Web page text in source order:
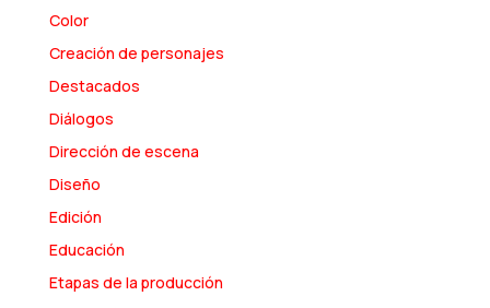
Color
Creación de personajes
Destacados
Diálogos
Dirección de escena
Diseño
Edición
Educación
Etapas de la producción